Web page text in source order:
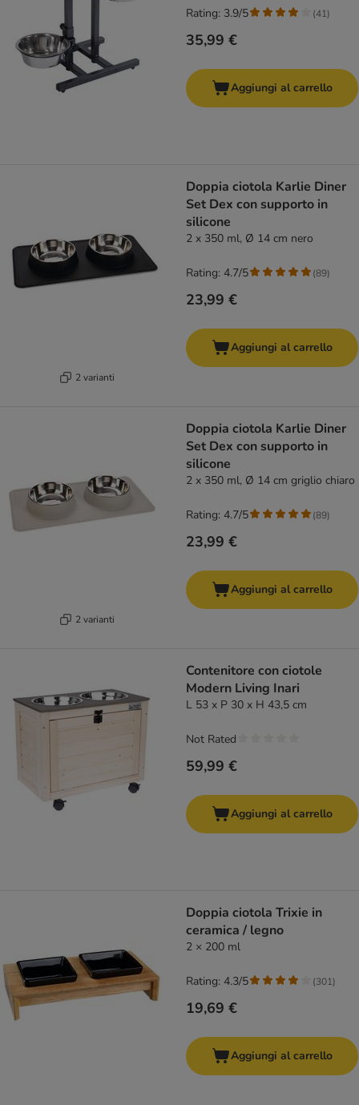
35,99 €
Rating: 3.9/5 (41)
Aggiungi al carrello
2 varianti
Doppia ciotola Karlie Diner
Set Dex con supporto in
silicone
2 x 350 ml, Ø 14 cm nero
23,99 €
Rating: 4.7/5 (89)
Aggiungi al carrello
2 varianti
Doppia ciotola Karlie Diner
Set Dex con supporto in
silicone
2 x 350 ml, Ø 14 cm griglio chiaro
23,99 €
Rating: 4.7/5 (89)
Aggiungi al carrello
Contenitore con ciotole
Modern Living Inari
L 53 x P 30 x H 43,5 cm
59,99 €
Not Rated
Aggiungi al carrello
Doppia ciotola Trixie in
ceramica / legno
2 × 200 ml
19,69 €
Rating: 4.3/5 (301)
Aggiungi al carrello